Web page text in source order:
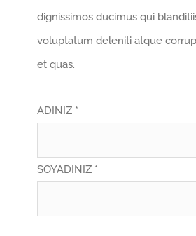
dignissimos ducimus qui
voluptatum deleniti atque
et quas.
ADINIZ *
SOYADINIZ *